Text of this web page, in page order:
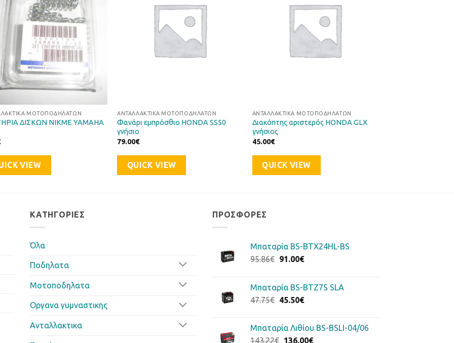
ΜΟΤΟΠΟΔΗΛΆΤΩΝ
ΔΙΣΚΩΝ NIKME YAMAHA
VIEW
ΑΝΤΑΛΛΑΚΤΙΚΆ ΜΟΤΟΠΟΔΗΛΆΤΩΝ
Φανάρι εμπρόσθιο HONDA SS50
γνήσιο
79.00€
QUICK VIEW
ΑΝΤΑΛΛΑΚΤΙΚΆ ΜΟΤΟΠΟΔΗΛΆΤΩΝ
Διακόπτης αριστερός HONDA GLX
γνήσιος
45.00€
QUICK VIEW
ΚΑΤΗΓΟΡΊΕΣ
Όλα
Ποδηλατα
Μοτοποδηλατα
Οργανα γυμναστικης
Ανταλλακτικα
ΠΡΟΣΦΟΡΈΣ
Μπαταρία BS-BTX24HL-BS
95.86€ Original
95.86€.
91.00€Η
είναι:
91.00€.
Μπαταρία BS-BTZ7S SLA
47.75€ Original
47.75€.
45.50€Η
είναι:
Μπαταρία Λιθίου BS-BSLI-04/06
143.22€ Original
136.00€Η